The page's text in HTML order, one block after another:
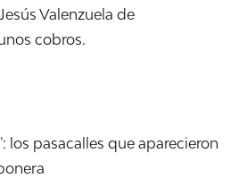
Valenzuela de
cobros.